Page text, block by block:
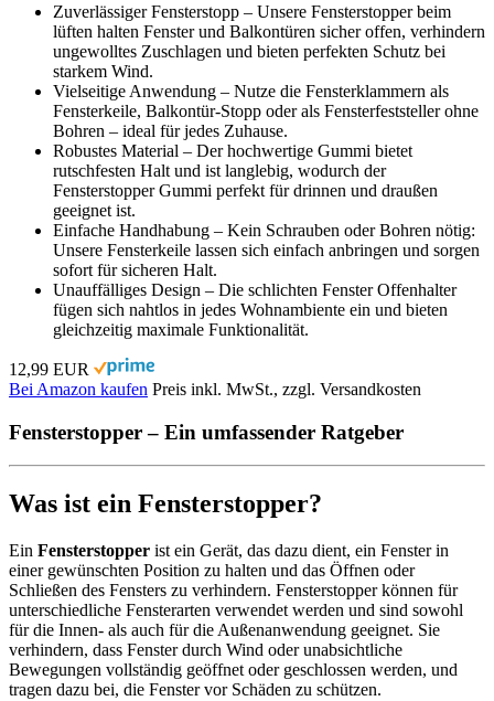
Zuverlässiger Fensterstopp – Unsere Fensterstopper beim
lüften halten Fenster und Balkontüren sicher offen, verhindern
ungewolltes Zuschlagen und bieten perfekten Schutz bei
starkem Wind.
Vielseitige Anwendung – Nutze die Fensterklammern als
Fensterkeile, Balkontür-Stopp oder als Fensterfeststeller ohne
Bohren – ideal für jedes Zuhause.
Robustes Material – Der hochwertige Gummi bietet
rutschfesten Halt und ist langlebig, wodurch der
Fensterstopper Gummi perfekt für drinnen und draußen
geeignet ist.
Einfache Handhabung – Kein Schrauben oder Bohren nötig:
Unsere Fensterkeile lassen sich einfach anbringen und sorgen
sofort für sicheren Halt.
Unauffälliges Design – Die schlichten Fenster Offenhalter
fügen sich nahtlos in jedes Wohnambiente ein und bieten
gleichzeitig maximale Funktionalität.
12,99 EUR
Bei Amazon kaufen Preis inkl. MwSt., zzgl. Versandkosten
Fensterstopper – Ein umfassender Ratgeber
Was ist ein Fensterstopper?
Ein Fensterstopper ist ein Gerät, das dazu dient, ein Fenster in
einer gewünschten Position zu halten und das Öffnen oder
Schließen des Fensters zu verhindern. Fensterstopper können für
unterschiedliche Fensterarten verwendet werden und sind sowohl
für die Innen- als auch für die Außenanwendung geeignet. Sie
verhindern, dass Fenster durch Wind oder unabsichtliche
Bewegungen vollständig geöffnet oder geschlossen werden, und
tragen dazu bei, die Fenster vor Schäden zu schützen.